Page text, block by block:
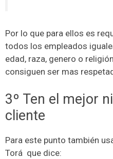
Por lo que para ellos es
todos los empleados
edad, raza, genero o
consiguen ser mas
3º Ten el mejor
cliente
Para este punto también
Torá que dice: